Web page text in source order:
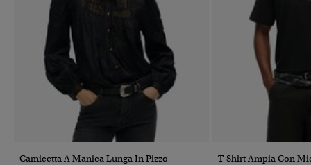
Camicetta A Manica Lunga In Pizzo T-Shirt Ampia Con